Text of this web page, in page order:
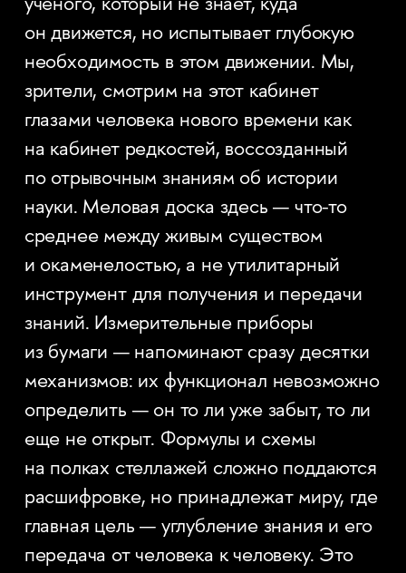
ученого, который не знает, куда
он движется, но испытывает глубокую
необходимость в этом движении. Мы,
зрители, смотрим на этот кабинет
глазами человека нового времени как
на кабинет редкостей, воссозданный
по отрывочным знаниям об истории
науки. Меловая доска здесь — что-то
среднее между живым существом
и окаменелостью, а не утилитарный
инструмент для получения и передачи
знаний. Измерительные приборы
из бумаги — напоминают сразу десятки
механизмов: их функционал невозможно
определить — он то ли уже забыт, то ли
еще не открыт. Формулы и схемы
на полках стеллажей сложно поддаются
расшифровке, но принадлежат миру, где
главная цель — углубление знания и его
передача от человека к человеку. Это